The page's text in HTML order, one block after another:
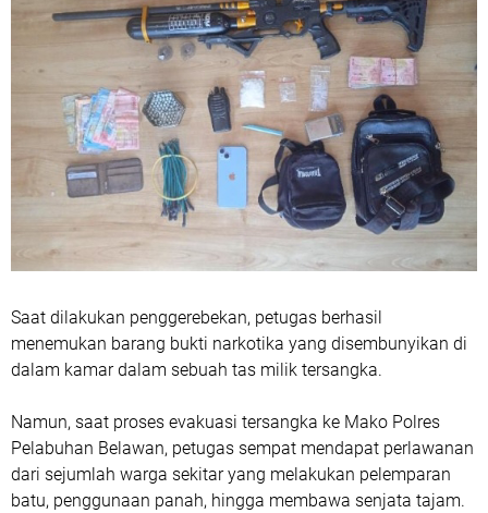
Saat dilakukan penggerebekan, petugas berhasil
menemukan barang bukti narkotika yang disembunyikan di
dalam kamar dalam sebuah tas milik tersangka.
Namun, saat proses evakuasi tersangka ke Mako Polres
Pelabuhan Belawan, petugas sempat mendapat perlawanan
dari sejumlah warga sekitar yang melakukan pelemparan
batu, penggunaan panah, hingga membawa senjata tajam.